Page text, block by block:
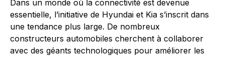
Dans un monde où la connectivité est devenue
essentielle, l’initiative de Hyundai et Kia s’inscrit dans
une tendance plus large. De nombreux
constructeurs automobiles cherchent à collaborer
avec des géants technologiques pour améliorer les